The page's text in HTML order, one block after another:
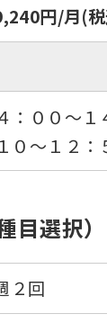
円/月(
：００〜１
０〜１２：
目選択）
２回